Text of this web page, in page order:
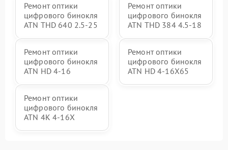
Ремонт оптики
цифрового бинокля
ATN THD 640 2.5-25
Ремонт оптики
цифрового бинокля
ATN THD 384 4.5-18
Ремонт оптики
цифрового бинокля
ATN HD 4-16
Ремонт оптики
цифрового бинокля
ATN HD 4-16X65
Ремонт оптики
цифрового бинокля
ATN 4K 4-16X